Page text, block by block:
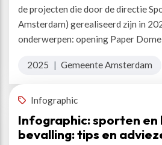
de projecten die door de directie
Amsterdam) gerealiseerd zijn in
onderwerpen: opening Paper
2025 | Gemeente Amsterdam
Infographic
Infographic: sporten en
bevalling: tips en